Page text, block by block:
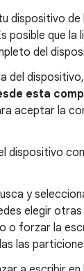
dispositivo de
posible que la
del
del
esta
aceptar la
dispositivo
y
elegir
o forzar la
las